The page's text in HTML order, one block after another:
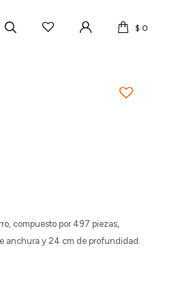
$ 0
compuesto por 497 piezas,
anchura y 24 cm de profundidad.